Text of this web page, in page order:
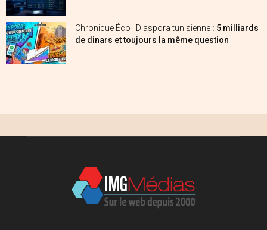
Chronique Éco | Diaspora tunisienne : 5 milliards
de dinars et toujours la même question